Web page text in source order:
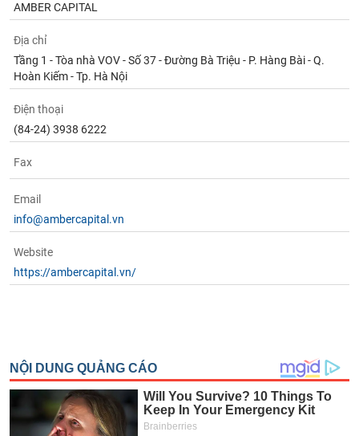
AMBER CAPITAL
Địa chỉ
Tầng 1 - Tòa nhà VOV - Số 37 - Đường Bà Triệu - P. Hàng Bài - Q.
Hoàn Kiếm - Tp. Hà Nội
Điện thoại
(84-24) 3938 6222
Fax
Email
info@ambercapital.vn
Website
https://ambercapital.vn/